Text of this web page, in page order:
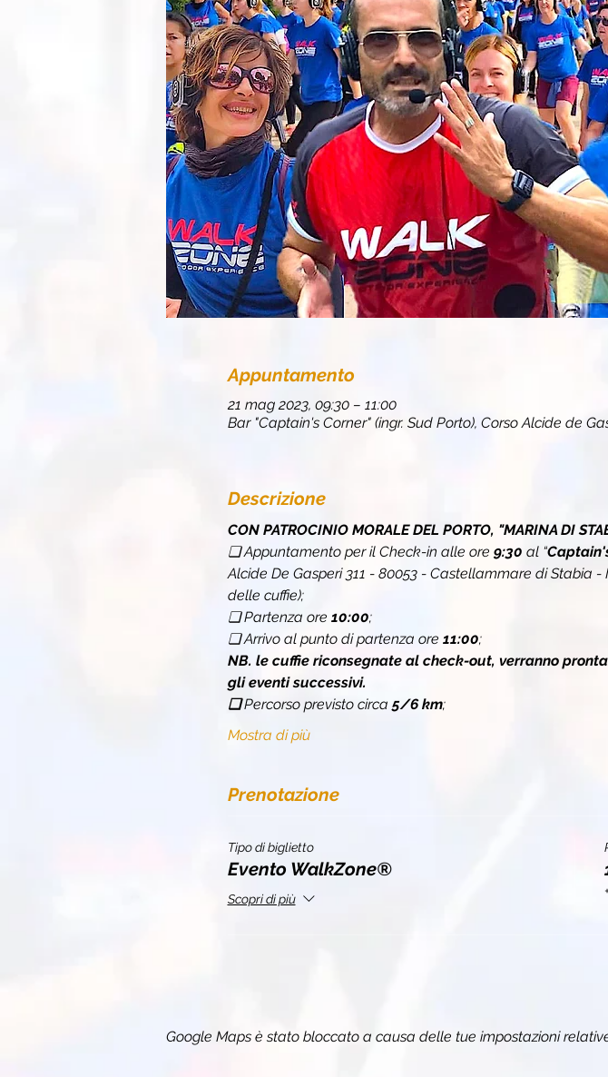
Appuntamento
21 mag 2023, 09:30 – 11:00
Bar "Captain's Corner" (ingr. Sud Porto), Corso Alcide de
Descrizione
CON PATROCINIO MORALE DEL PORTO, "MARINA DI
❏ Appuntamento per il Check-in alle ore 9:30 al “
Alcide De Gasperi 311 - 80053 - Castellammare di
delle cuffie);
❏ Partenza ore 10:00;
❏ Arrivo al punto di partenza ore 11:00;
NB. le cuffie riconsegnate al check-out, verranno
gli eventi successivi.
❏ Percorso previsto circa 5/6 km;
Mostra di più
Prenotazione
Tipo di biglietto
Evento WalkZone®
Scopri di più
Google Maps è stato bloccato a causa delle tue impostazioni